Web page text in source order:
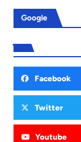
Google
Facebook
Twitter
Youtube